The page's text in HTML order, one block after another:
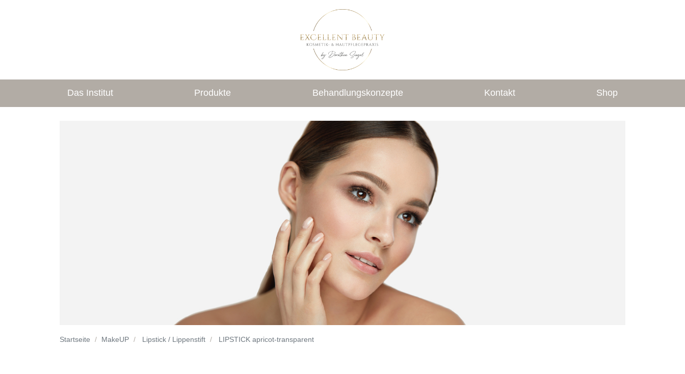
Das Institut Produkte Behandlungskonzepte Kontakt Shop
Startseite MakeUP Lipstick / Lippenstift LIPSTICK apricot-transparent